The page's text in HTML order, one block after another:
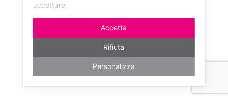
da un'idea di ANDREAS KERN - realizzato da
accettare.
Accetta
Rifiuta
Personalizza